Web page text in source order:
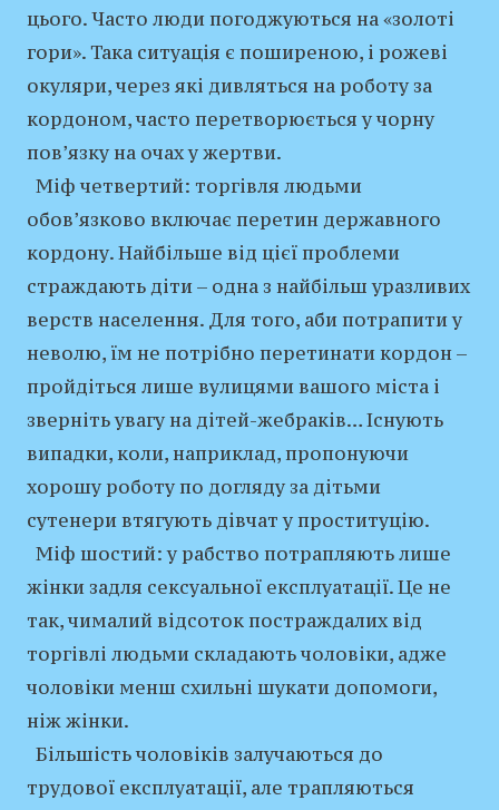
цього. Часто люди погоджуються на «золоті
гори». Така ситуація є поширеною, і рожеві
окуляри, через які дивляться на роботу за
кордоном, часто перетворюється у чорну
пов’язку на очах у жертви.
Міф четвертий: торгівля людьми
обов’язково включає перетин державного
кордону. Найбільше від цієї проблеми
страждають діти – одна з найбільш уразливих
верств населення. Для того, аби потрапити у
неволю, їм не потрібно перетинати кордон –
пройдіться лише вулицями вашого міста і
зверніть увагу на дітей-жебраків… Існують
випадки, коли, наприклад, пропонуючи
хорошу роботу по догляду за дітьми
сутенери втягують дівчат у проституцію.
Міф шостий: у рабство потрапляють лише
жінки задля сексуальної експлуатації. Це не
так, чималий відсоток постраждалих від
торгівлі людьми складають чоловіки, адже
чоловіки менш схильні шукати допомоги,
ніж жінки.
Більшість чоловіків залучаються до
трудової експлуатації, але трапляються